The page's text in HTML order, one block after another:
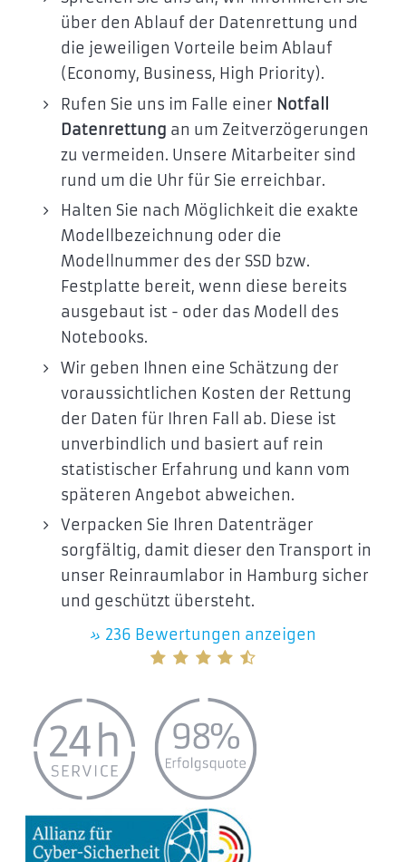
über den Ablauf der Datenrettung und
die jeweiligen Vorteile beim Ablauf
(Economy, Business, High Priority).
Rufen Sie uns im Falle einer Notfall
Datenrettung an um Zeitverzögerungen
zu vermeiden. Unsere Mitarbeiter sind
rund um die Uhr für Sie erreichbar.
Halten Sie nach Möglichkeit die exakte
Modellbezeichnung oder die
Modellnummer des der SSD bzw.
Festplatte bereit, wenn diese bereits
ausgebaut ist - oder das Modell des
Notebooks.
Wir geben Ihnen eine Schätzung der
voraussichtlichen Kosten der Rettung
der Daten für Ihren Fall ab. Diese ist
unverbindlich und basiert auf rein
statistischer Erfahrung und kann vom
späteren Angebot abweichen.
Verpacken Sie Ihren Datenträger
sorgfältig, damit dieser den Transport in
unser Reinraumlabor in Hamburg sicher
und geschützt übersteht.
» 236 Bewertungen anzeigen